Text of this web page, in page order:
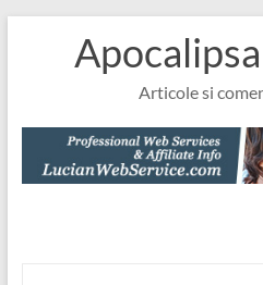
Articole si